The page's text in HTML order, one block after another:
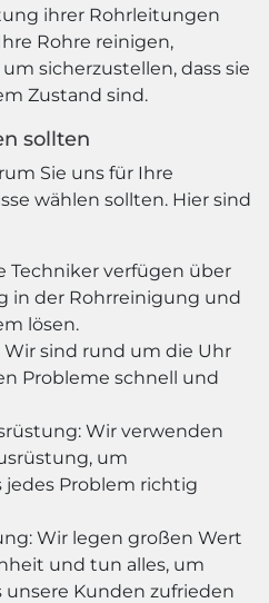
ihrer Rohrleitungen
Rohre reinigen,
sicherzustellen, dass sie
Zustand sind.
sollten
Sie uns für Ihre
wählen sollten. Hier sind
Techniker verfügen über
in der Rohrreinigung und
lösen.
Wir sind rund um die Uhr
Probleme schnell und
Wir verwenden
um
jedes Problem richtig
Wir legen großen Wert
und tun alles, um
unsere Kunden zufrieden